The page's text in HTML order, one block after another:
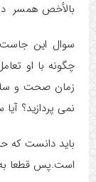
بالأخص همسر
سوال این
چگونه با او
زمان صحت و
نمی پردازید؟
باید دانست که
است.پس قطعا به